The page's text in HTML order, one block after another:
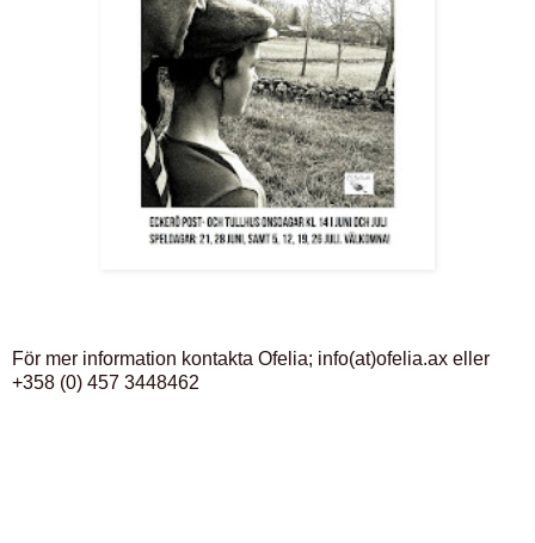
För mer information kontakta Ofelia; info(at)ofelia.ax eller
+358 (0) 457 3448462